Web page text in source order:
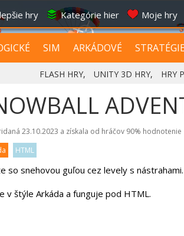
hry Kategórie hier Moje hry
SIM ARKÁDOVÉ
FLASH HRY, UNITY 3D HRY, HRY
23.10.2023 a získala od hráčov 90% hodnotenie
HTML
so snehovou guľou cez levely s nástrahami.
v štýle Arkáda a funguje pod HTML.